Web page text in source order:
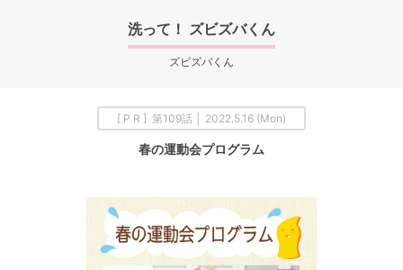
洗って！ ズビズバくん
ズビズバくん
[ P R ] 第109話 │ 2022.5.16 (Mon)
春の運動会プログラム